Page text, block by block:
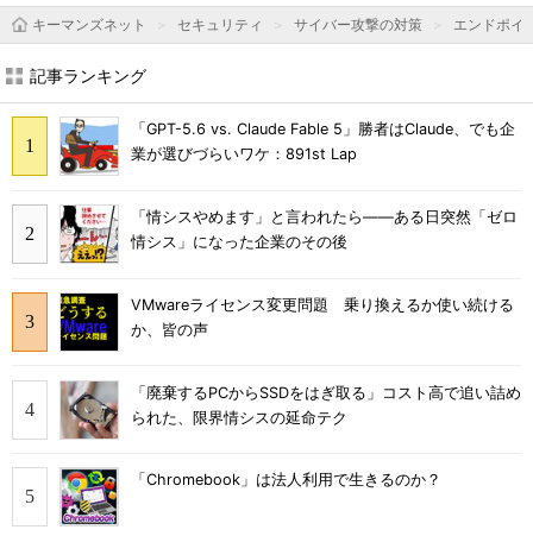
キーマンズネット セキュリティ サイバー攻撃の対策 エンドポイ
記事ランキング
「GPT-5.6 vs. Claude Fable 5」勝者はClaude、でも企
業が選びづらいワケ：891st Lap
「情シスやめます」と言われたら――ある日突然「ゼロ
情シス」になった企業のその後
VMwareライセンス変更問題 乗り換えるか使い続ける
か、皆の声
「廃棄するPCからSSDをはぎ取る」コスト高で追い詰め
られた、限界情シスの延命テク
「Chromebook」は法人利用で生きるのか？